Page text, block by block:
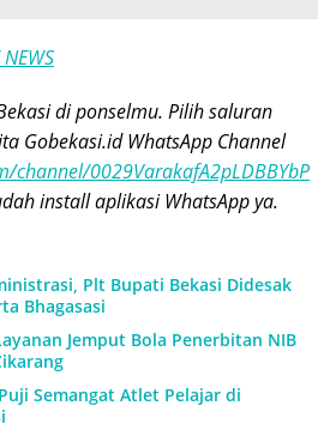
di ponselmu. Pilih saluran
Gobekasi.id WhatsApp Channel
channel/0029VarakafA2pLDBBYbP
install aplikasi WhatsApp ya.
Plt Bupati Bekasi Didesak
Bhagasasi
Jemput Bola Penerbitan NIB
Semangat Atlet Pelajar di